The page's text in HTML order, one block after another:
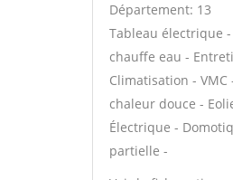
Département: 13
Tableau électrique
chauffe eau -
Climatisation -
chaleur douce -
Électrique -
partielle -